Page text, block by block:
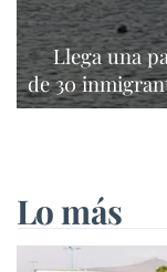
Llega una
de 30
Lo más